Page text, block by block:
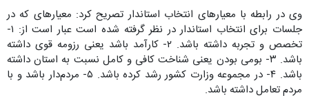
وی در رابطه با معیارهای انتخاب استاندار تصریح کرد: معیارهای که در
جلسات برای انتخاب استاندار در نظر گرفته شده است عبار است از: ۱-
تخصص و تجربه داشته باشد. ۲- کارآمد باشد یعنی رزومه قوی داشته
باشد. ۳- بومی بودن یعنی شناخت کافی و کامل نسبت به استان داشته
باشد. ۴- در مجموعه وزارت کشور رشد کرده باشد. ۵- مردم‌دار باشد و با
مردم تعامل داشته باشد.